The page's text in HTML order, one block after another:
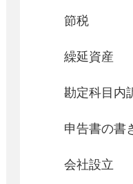
節税
繰延資産
勘定科目内
申告書の書
会社設立